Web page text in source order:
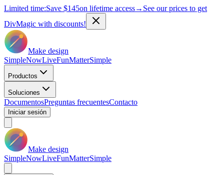
Limited time:Save $145on lifetime access→ See our prices to get
DivMagic with discounts!
Make design
SimpleNowLiveFunMatterSimple
Productos
Soluciones
DocumentosPreguntas frecuentesContacto
Iniciar sesión
Make design
SimpleNowLiveFunMatterSimple